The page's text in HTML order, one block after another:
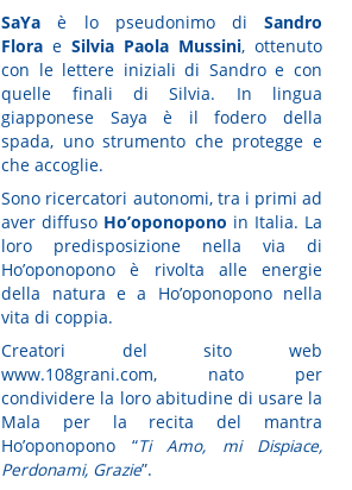
SaYa è lo pseudonimo di Sandro
Flora eSilvia Paola Mussini, ottenuto
con le lettere iniziali di Sandro e con
quelle finali di Silvia. In lingua
giapponese Saya è il fodero della
spada, uno strumento che protegge e
che accoglie.
Sono ricercatori autonomi, tra i primi ad
aver diffuso Ho’oponopono in Italia. La
loro predisposizione nella via di
Ho’oponopono è rivolta alle energie
della natura e a Ho’oponopono nella
vita di coppia.
Creatori del sito web
www.108grani.com, nato per
condividere la loro abitudine di usare la
Mala per la recita del mantra
Ho’oponopono “Ti Amo, mi Dispiace,
Perdonami, Grazie”.